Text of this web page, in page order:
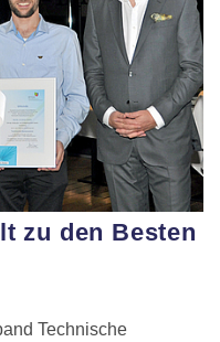
zu den Besten
Technische